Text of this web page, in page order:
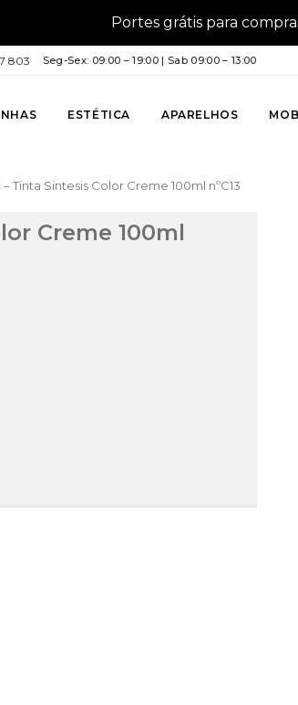
Portes grátis para
803 Seg-Sex: 09:00 – 19:00 | Sab 09:00 – 13:00
ESTÉTICA APARELHOS
Tinta Sintesis Color Creme 100ml nºC13
Creme 100ml